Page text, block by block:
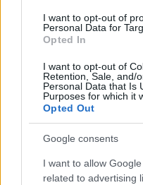
I want to opt-out of
Personal Data for
Opted In
I want to opt-out of
Retention, Sale, and/
Personal Data that Is
Purposes for which it
Opted Out
Google consents
I want to allow
related to advertising
NECROLOGIE
Mario Malu
Paolo Pinna